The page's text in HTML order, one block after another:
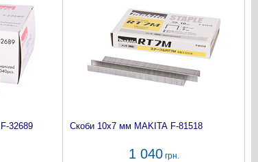
32689 Скоби 10х7 мм MAKITA F-81518
1 040грн.